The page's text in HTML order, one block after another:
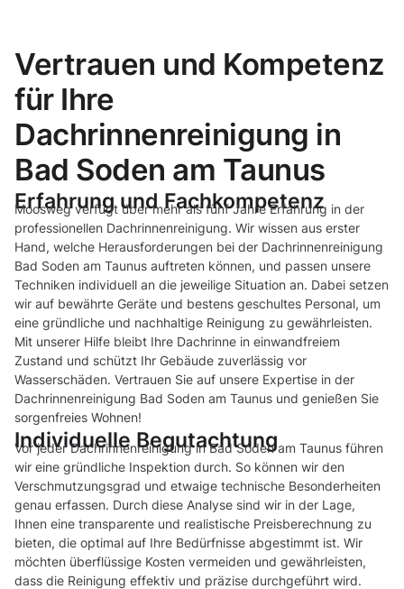
Vertrauen und Kompetenz
für Ihre
Dachrinnenreinigung in
Bad Soden am Taunus
Erfahrung und Fachkompetenz
Moosweg verfügt über mehr als fünf Jahre Erfahrung in der
professionellen Dachrinnenreinigung. Wir wissen aus erster
Hand, welche Herausforderungen bei der Dachrinnenreinigung
Bad Soden am Taunus auftreten können, und passen unsere
Techniken individuell an die jeweilige Situation an. Dabei setzen
wir auf bewährte Geräte und bestens geschultes Personal, um
eine gründliche und nachhaltige Reinigung zu gewährleisten.
Mit unserer Hilfe bleibt Ihre Dachrinne in einwandfreiem
Zustand und schützt Ihr Gebäude zuverlässig vor
Wasserschäden. Vertrauen Sie auf unsere Expertise in der
Dachrinnenreinigung Bad Soden am Taunus und genießen Sie
sorgenfreies Wohnen!
Individuelle Begutachtung
Vor jeder Dachrinnenreinigung in Bad Soden am Taunus führen
wir eine gründliche Inspektion durch. So können wir den
Verschmutzungsgrad und etwaige technische Besonderheiten
genau erfassen. Durch diese Analyse sind wir in der Lage,
Ihnen eine transparente und realistische Preisberechnung zu
bieten, die optimal auf Ihre Bedürfnisse abgestimmt ist. Wir
möchten überflüssige Kosten vermeiden und gewährleisten,
dass die Reinigung effektiv und präzise durchgeführt wird.